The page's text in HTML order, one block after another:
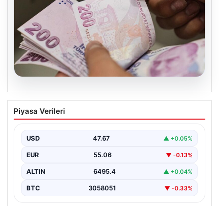
05.08.2026
2026 Kurban Bayramı Emekli
İkramiyeleri Ne Zaman Ödenecek?
milyon emekli vatandaşın gözü kulağı bayram
ikramiyesi…
Piyasa Verileri
USD 47.67 ▲ +0.05%
EUR 55.06 ▼ -0.13%
ALTIN 6495.4 ▲ +0.04%
BTC 3058051 ▼ -0.33%